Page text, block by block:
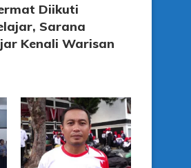
Diikuti
Sarana
Kenali Warisan